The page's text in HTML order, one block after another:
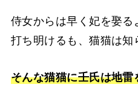
侍女からは早く妃を娶る
打ち明けるも、猫猫は知
そんな猫猫に壬氏は地